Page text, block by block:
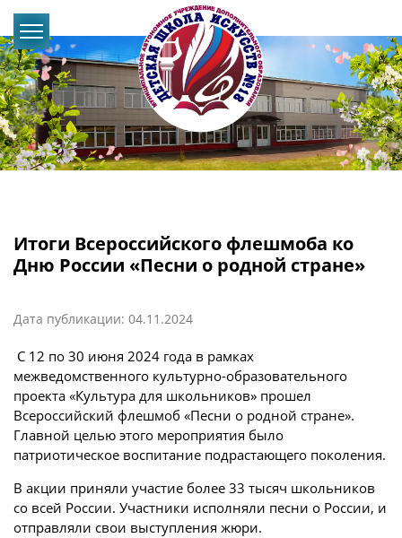
Итоги Всероссийского флешмоба ко
Дню России «Песни о родной стране»
Дата публикации: 04.11.2024
С 12 по 30 июня 2024 года в рамках
межведомственного культурно-образовательного
проекта «Культура для школьников» прошел
Всероссийский флешмоб «Песни о родной стране».
Главной целью этого мероприятия было
патриотическое воспитание подрастающего поколения.
В акции приняли участие более 33 тысяч школьников
со всей России. Участники исполняли песни о России, и
отправляли свои выступления жюри.